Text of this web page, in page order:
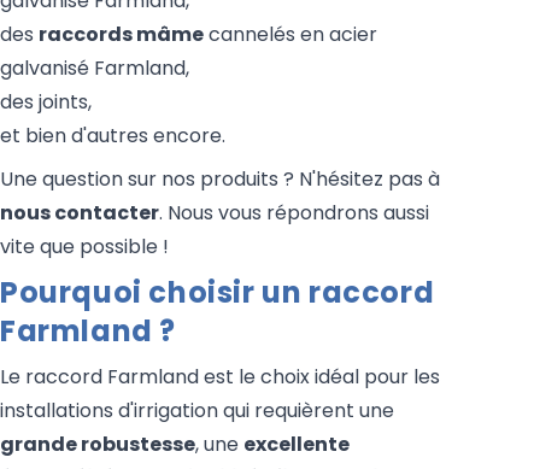
des raccords mâmecannelés en acier
galvanisé Farmland,
des joints,
et bien d'autres encore.
Une question sur nos produits ? N'hésitez pas à
nous contacter. Nous vous répondrons aussi
vite que possible !
Pourquoi choisir un raccord
Farmland ?
Le raccord Farmland est le choix idéal pour les
installations d'irrigation qui requièrent une
grande robustesse, une excellente